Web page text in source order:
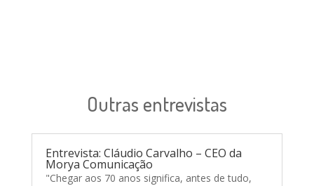
Outras entrevistas
Entrevista: Cláudio Carvalho – CEO da
Morya Comunicação
"Chegar aos 70 anos significa, antes de tudo,